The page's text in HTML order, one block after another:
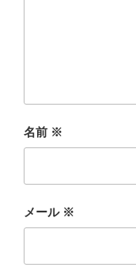
名前 ※
メール ※